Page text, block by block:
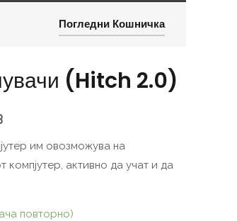
Погледни Кошничка
(Hitch 2.0)
им овозможува на
компјутер, активно да учат и да
повторно)